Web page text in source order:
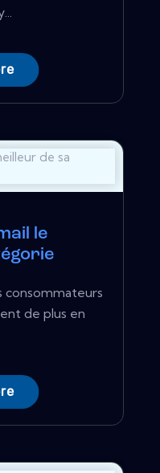
le
consommateurs
de plus en